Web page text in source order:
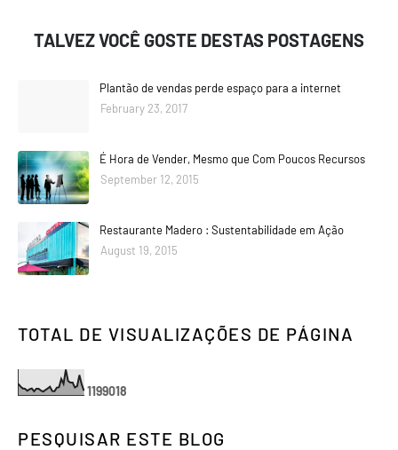
TALVEZ VOCÊ GOSTE DESTAS POSTAGENS
Plantão de vendas perde espaço para a internet
February 23, 2017
É Hora de Vender, Mesmo que Com Poucos Recursos
September 12, 2015
Restaurante Madero : Sustentabilidade em Ação
August 19, 2015
TOTAL DE VISUALIZAÇÕES DE PÁGINA
1199018
PESQUISAR ESTE BLOG